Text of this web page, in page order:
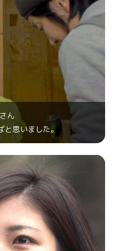
ん
思いました。